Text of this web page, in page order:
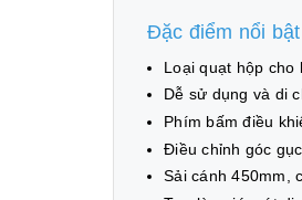
Đặc điểm nổi
Loại quạt hộp cho
Dễ sử dụng và di
Phím bấm điều
Điều chỉnh góc
Sải cánh 450mm,